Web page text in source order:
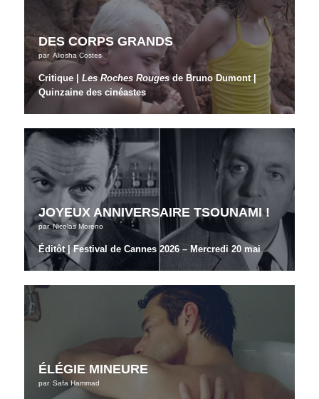
DES CORPS GRANDS
par Aliosha Costes
Critique |Les Roches Rouges de Bruno Dumont |
Quinzaine des cinéastes
JOYEUX ANNIVERSAIRE TSOUNAMI !
par Nicolas Moreno
Éditôt | Festival de Cannes 2026 – Mercredi 20 mai
ÉLÉGIE MINEURE
par Safa Hammad